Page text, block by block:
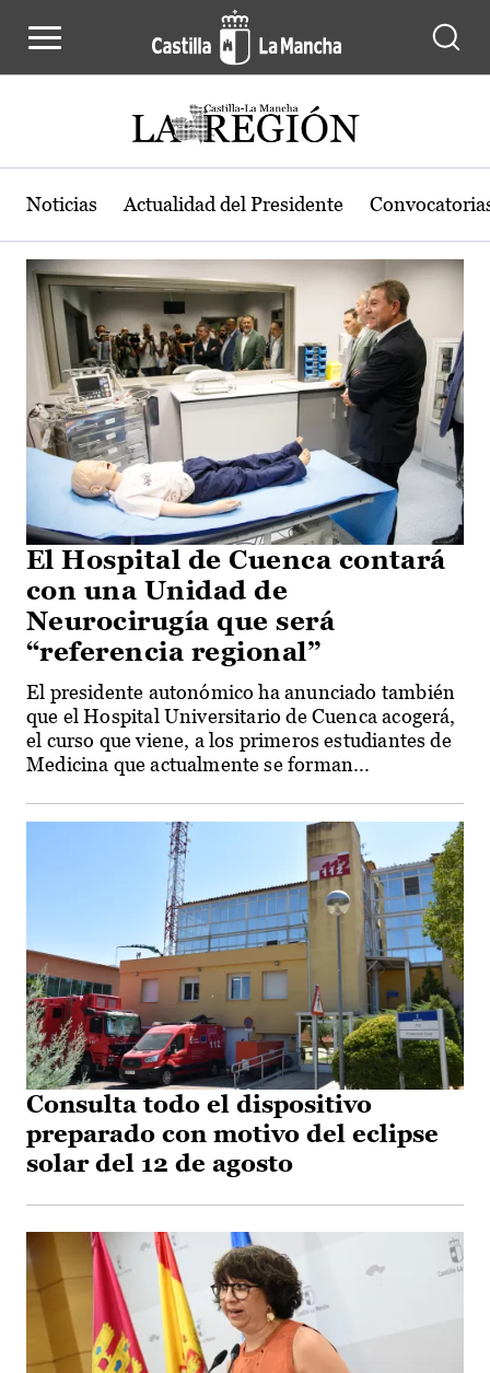
Actualidad de la región de Castilla-
Noticias Actualidad del Presidente
El Hospital de Cuenca contará
con una Unidad de
Neurocirugía que será
“referencia regional”
El presidente autonómico ha anunciado también
que el Hospital Universitario de Cuenca acogerá,
el curso que viene, a los primeros estudiantes de
Medicina que actualmente se forman...
Consulta todo el dispositivo
preparado con motivo del eclipse
solar del 12 de agosto